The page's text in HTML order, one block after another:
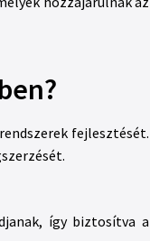
fejlesztését.
így biztosítva a